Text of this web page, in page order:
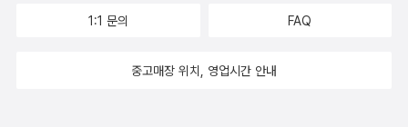
은 반면, 에이즈는 이미 만성 질환의 형태로 이환되고 있음에도 불구
은 것처럼 인식되고 있다. 전 세계에 거의 유례를 찾을 수 없는 에이즈
1:1 문의 FAQ
중고매장 위치, 영업시간 안내